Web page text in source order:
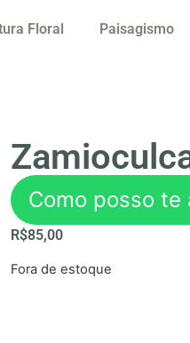
Floral Paisagismo
Como posso te
R$85,00
Fora de estoque